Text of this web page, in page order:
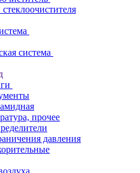
система
прочее
давления